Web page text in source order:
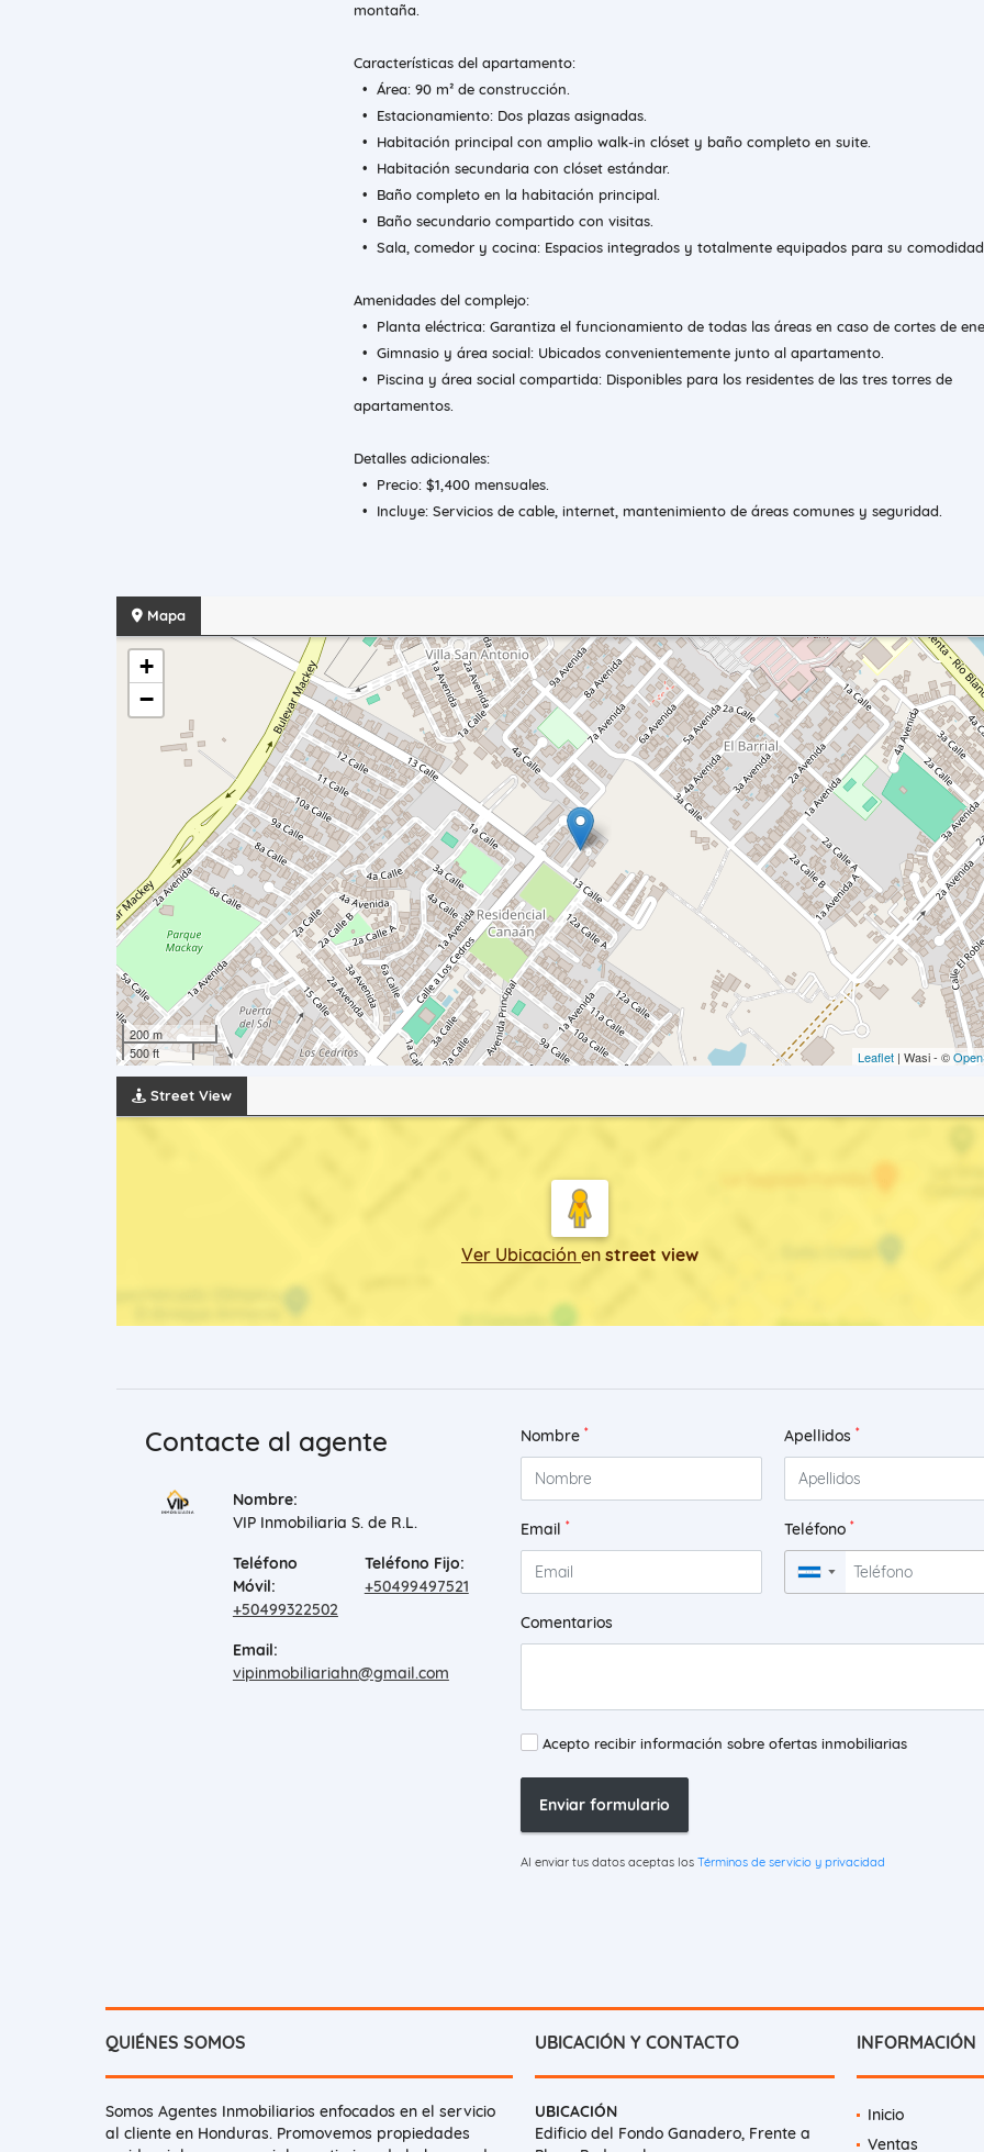
montaña.
Características del apartamento:
• Área: 90 m² de construcción.
• Estacionamiento: Dos plazas asignadas.
• Habitación principal con amplio walk-in clóset y baño completo en suite.
• Habitación secundaria con clóset estándar.
• Baño completo en la habitación principal.
• Baño secundario compartido con visitas.
• Sala, comedor y cocina: Espacios integrados y totalmente equipados para su
Amenidades del complejo:
• Planta eléctrica: Garantiza el funcionamiento de todas las áreas en caso de cortes de
• Gimnasio y área social: Ubicados convenientemente junto al apartamento.
• Piscina y área social compartida: Disponibles para los residentes de las tres torres de
apartamentos.
Detalles adicionales:
• Precio: $1,400 mensuales.
• Incluye: Servicios de cable, internet, mantenimiento de áreas comunes y seguridad.
Mapa
+
−
200 m
500 ft
Leaflet | Wasi - ©
Street View
Ver Ubicación en street view
Contacte al agente
Nombre:
VIP Inmobiliaria S. de R.L.
Teléfono
Móvil:
+50499322502
Teléfono Fijo:
+50499497521
Email:
vipinmobiliariahn@gmail.com
Nombre * Apellidos *
Email * Teléfono *
▼
Comentarios
Acepto recibir información sobre ofertas inmobiliarias
Enviar formulario
Al enviar tus datos aceptas los Términos de servicio y privacidad
QUIÉNES SOMOS
Somos Agentes Inmobiliarios enfocados en el servicio
al cliente en Honduras. Promovemos propiedades
UBICACIÓN Y CONTACTO
UBICACIÓN
Edificio del Fondo Ganadero, Frente a
INFORMACIÓN
Inicio
Ventas